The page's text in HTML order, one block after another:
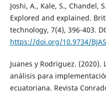
Joshi, A., Kale, S., Chandel,
Explored and explained.
technology, 7(4), 396-403.
https://doi.org/10.9734/
Juanes y Rodriguez.
análisis para
ecuatoriana. Revista